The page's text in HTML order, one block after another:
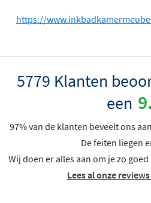
https://
5779 Klanten
een
97% van de klanten beveelt ons
De feiten liegen
Wij doen er alles aan om je zo
Lees al onze